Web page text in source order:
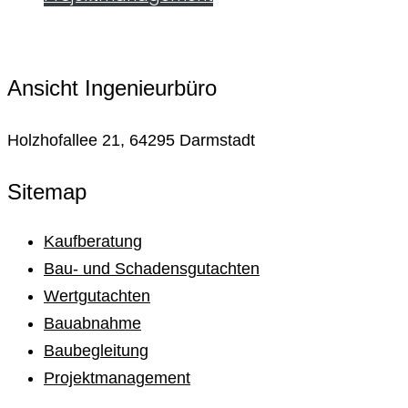
Ansicht Ingenieurbüro
Holzhofallee 21, 64295 Darmstadt
Sitemap
Kaufberatung
Bau- und Schadensgutachten
Wertgutachten
Bauabnahme
Baubegleitung
Projektmanagement